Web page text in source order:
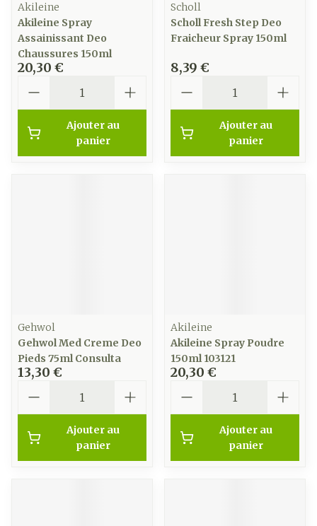
Akileine
Akileine Spray
Assainissant Deo
Chaussures 150ml
20,30 €
Ajouter au
panier
Scholl
Scholl Fresh Step Deo
Fraicheur Spray 150ml
8,39 €
Ajouter au
panier
Gehwol
Gehwol Med Creme Deo
Pieds 75ml Consulta
13,30 €
Ajouter au
panier
Akileine
Akileine Spray Poudre
150ml 103121
20,30 €
Ajouter au
panier